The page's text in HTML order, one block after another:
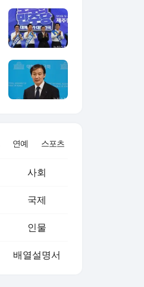
연예 스포츠
사회
국제
인물
배열설명서